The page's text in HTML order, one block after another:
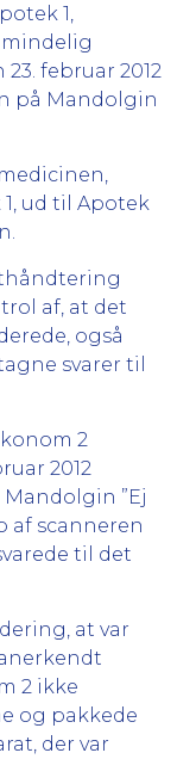
1,
februar 2012
på Mandolgin
ud til Apotek
af, at det
også
svarer til
2
2012
”Ej
af scanneren
til det
at var
2 ikke
og pakkede
der var